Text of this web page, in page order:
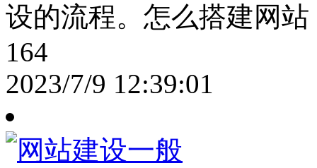
设的流程。怎么搭建网
164
2023/7/9 12:39:01